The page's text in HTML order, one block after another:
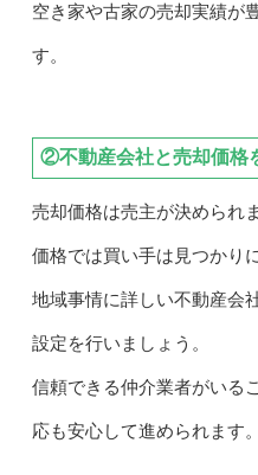
空き家や古家の売却実績が
す。
②不動産会社と売却価格
売却価格は売主が決められ
価格では買い手は見つかり
地域事情に詳しい不動産会
設定を行いましょう。
信頼できる仲介業者がいる
応も安心して進められます。